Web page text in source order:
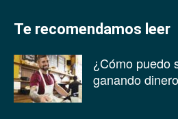
Te recomendamos leer
¿Cómo puedo
ganando